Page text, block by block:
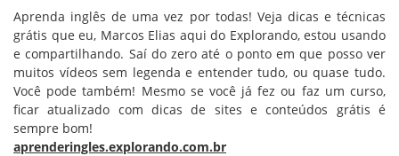
Aprenda inglês de uma vez por todas! Veja dicas e técnicas
grátis que eu, Marcos Elias aqui do Explorando, estou usando
e compartilhando. Saí do zero até o ponto em que posso ver
muitos vídeos sem legenda e entender tudo, ou quase tudo.
Você pode também! Mesmo se você já fez ou faz um curso,
ficar atualizado com dicas de sites e conteúdos grátis é
sempre bom!
aprenderingles.explorando.com.br